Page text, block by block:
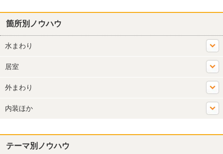
箇所別ノウハウ
水まわり
居室
外まわり
内装ほか
テーマ別ノウハウ